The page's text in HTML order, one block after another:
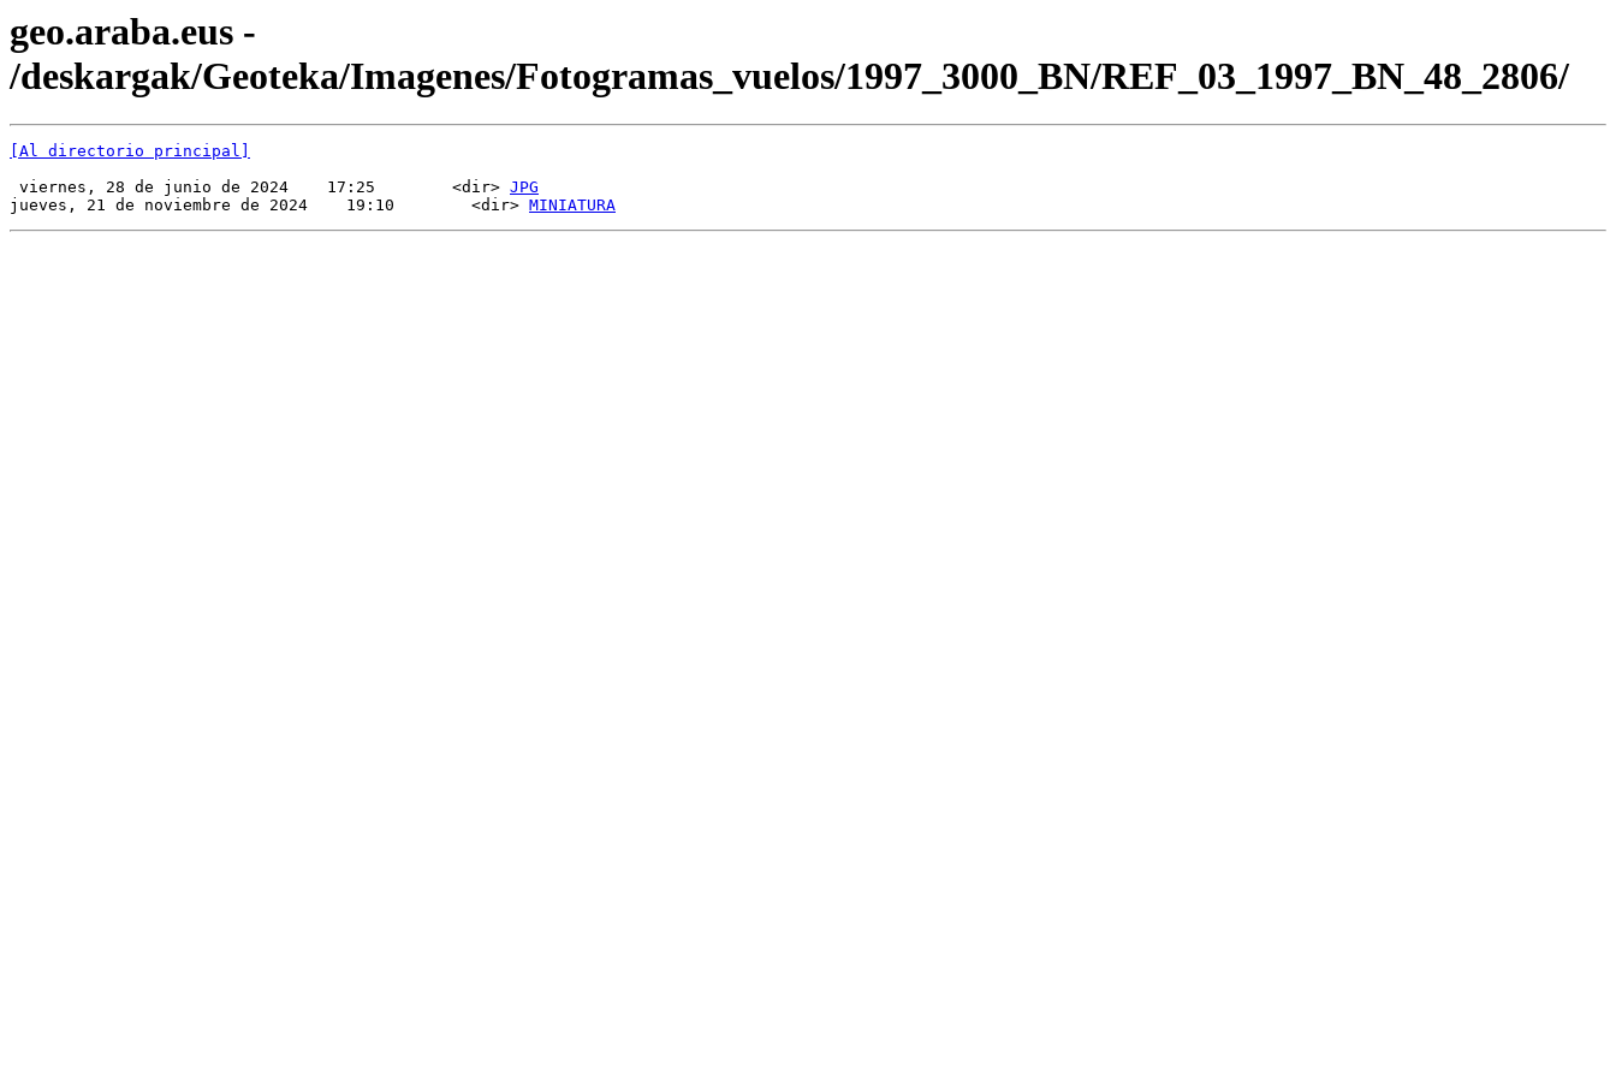
geo.araba.eus -
/deskargak/Geoteka/Imagenes/Fotogramas_vuelos/1997_3000_BN/REF_03_1997_BN_48_2806/
[Al directorio principal]
viernes, 28 de junio de 2024    17:25        <dir> JPG
jueves, 21 de noviembre de 2024    19:10        <dir> MINIATURA